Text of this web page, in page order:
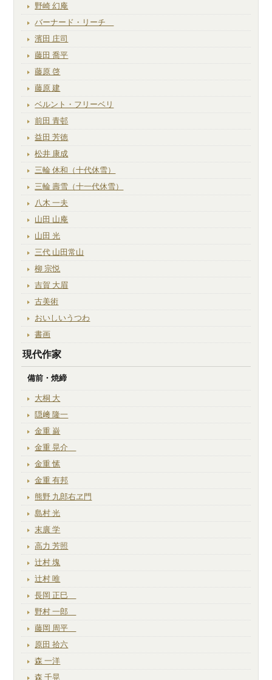
野崎 幻庵
バーナード・リーチ
濱田 庄司
藤田 喬平
藤原 啓
藤原 建
ベルント・フリーベリ
前田 青邨
益田 芳徳
松井 康成
三輪 休和（十代休雪）
三輪 壽雪（十一代休雪）
八木 一夫
山田 山庵
山田 光
三代 山田常山
柳 宗悦
吉賀 大眉
古美術
おいしいうつわ
書画
現代作家
備前・焼締
大桐 大
隠﨑 隆一
金重 巌
金重 晃介
金重 愫
金重 有邦
熊野 九郎右ヱ門
島村 光
末廣 学
高力 芳照
辻村 塊
辻村 唯
長岡 正巳
野村 一郎
藤岡 周平
原田 拾六
森 一洋
森 千晃